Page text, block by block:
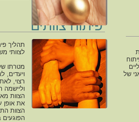
פיתוח צוותים
תהליך
לצוותי
מטרתו
ויעדים,
רצוי,
וליישמה
הצוות
את אופן
הצוות
הפוגעים
של